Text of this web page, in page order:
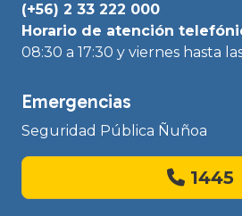
(+56) 2 33 222 000
Horario de atención
08:30 a 17:30 y viernes hasta
Emergencias
Seguridad Pública Ñuñoa
1445